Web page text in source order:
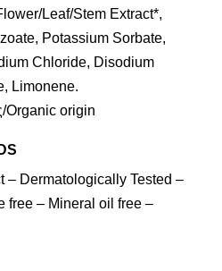
Leaf/Stem Extract*,
Potassium Sorbate,
Chloride, Disodium
Limonene.
Organic origin
– Dermatologically Tested –
free – Mineral oil free –